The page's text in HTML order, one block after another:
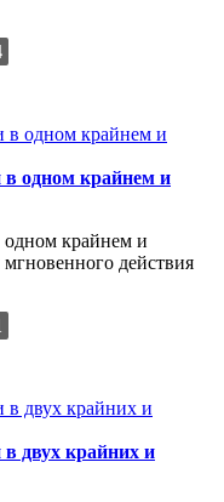
одном крайнем и
крайнем и
действия
двух крайних и